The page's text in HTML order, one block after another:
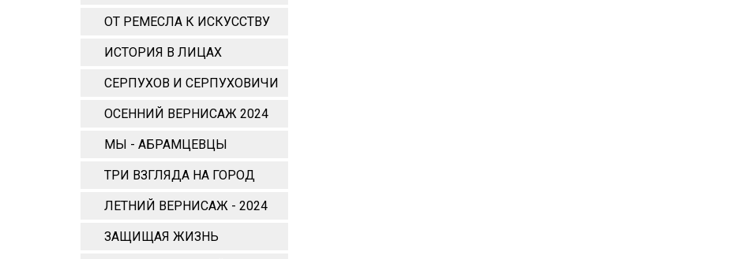
ОТ РЕМЕСЛА К ИСКУССТВУ
ИСТОРИЯ В ЛИЦАХ
СЕРПУХОВ И СЕРПУХОВИЧИ
ОСЕННИЙ ВЕРНИСАЖ 2024
МЫ - АБРАМЦЕВЦЫ
ТРИ ВЗГЛЯДА НА ГОРОД
ЛЕТНИЙ ВЕРНИСАЖ - 2024
ЗАЩИЩАЯ ЖИЗНЬ